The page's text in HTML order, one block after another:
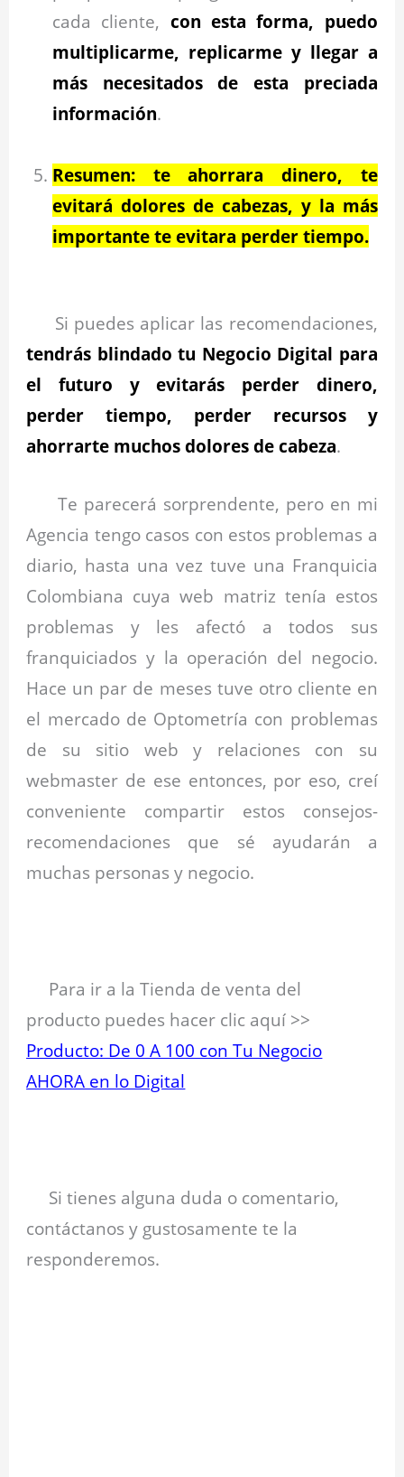
cada cliente, con esta forma, puedo
multiplicarme, replicarme y llegar a
más necesitados de esta preciada
información.
Resumen: te ahorrara dinero, te
evitará dolores de cabezas, y la más
importante te evitara perder tiempo.
Si puedes aplicar las recomendaciones,
tendrás blindado tu Negocio Digital para
el futuro y evitarás perder dinero,
perder tiempo, perder recursos y
ahorrarte muchos dolores de cabeza.
Te parecerá sorprendente, pero en mi
Agencia tengo casos con estos problemas a
diario, hasta una vez tuve una Franquicia
Colombiana cuya web matriz tenía estos
problemas y les afectó a todos sus
franquiciados y la operación del negocio.
Hace un par de meses tuve otro cliente en
el mercado de Optometría con problemas
de su sitio web y relaciones con su
webmaster de ese entonces, por eso, creí
conveniente compartir estos consejos-
recomendaciones que sé ayudarán a
muchas personas y negocio.
Para ir a la Tienda de venta del
producto puedes hacer clic aquí >>
Producto: De 0 A 100 con Tu Negocio
AHORA en lo Digital
Si tienes alguna duda o comentario,
contáctanos y gustosamente te la
responderemos.